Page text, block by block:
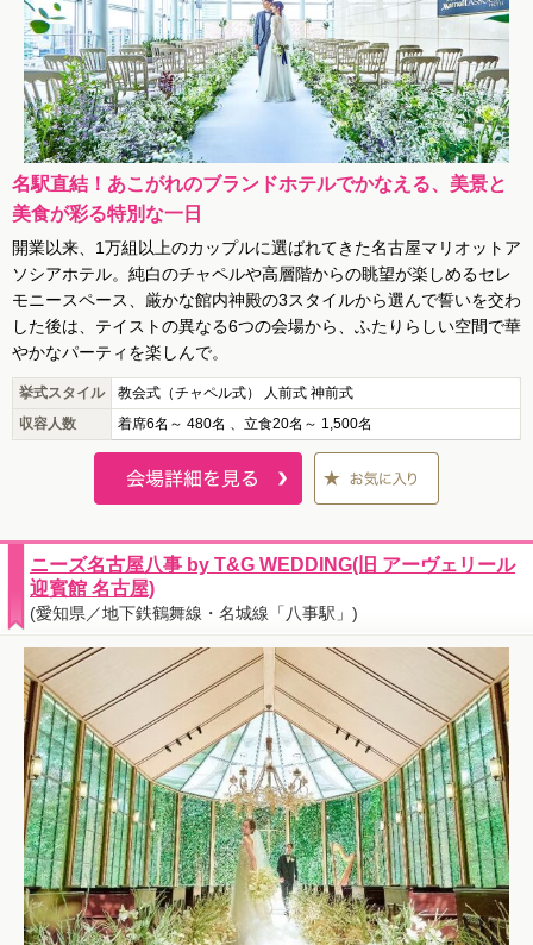
名駅直結！あこがれのブランドホテルでかなえる、美景と
美食が彩る特別な一日
開業以来、1万組以上のカップルに選ばれてきた名古屋マリオットア
ソシアホテル。純白のチャペルや高層階からの眺望が楽しめるセレ
モニースペース、厳かな館内神殿の3スタイルから選んで誓いを交わ
した後は、テイストの異なる6つの会場から、ふたりらしい空間で華
やかなパーティを楽しんで。
挙式スタイル
教会式（チャペル式） 人前式 神前式
収容人数
着席6名～ 480名 、立食20名～ 1,500名
ニーズ名古屋八事 by T&G WEDDING(旧 アーヴェリール
迎賓館 名古屋)
(愛知県／地下鉄鶴舞線・名城線「八事駅」)